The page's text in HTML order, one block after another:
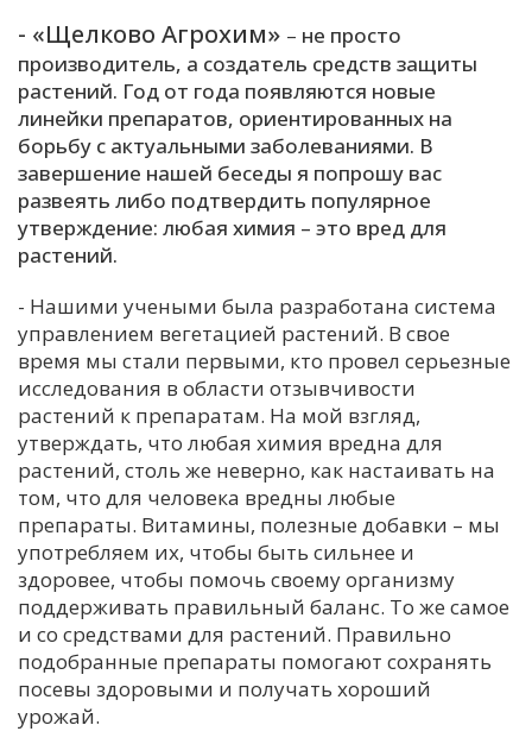
- «Щелково Агрохим» – не просто
производитель, а создатель средств защиты
растений. Год от года появляются новые
линейки препаратов, ориентированных на
борьбу с актуальными заболеваниями. В
завершение нашей беседы я попрошу вас
развеять либо подтвердить популярное
утверждение: любая химия – это вред для
растений.
- Нашими учеными была разработана система
управлением вегетацией растений. В свое
время мы стали первыми, кто провел серьезные
исследования в области отзывчивости
растений к препаратам. На мой взгляд,
утверждать, что любая химия вредна для
растений, столь же неверно, как настаивать на
том, что для человека вредны любые
препараты. Витамины, полезные добавки – мы
употребляем их, чтобы быть сильнее и
здоровее, чтобы помочь своему организму
поддерживать правильный баланс. То же самое
и со средствами для растений. Правильно
подобранные препараты помогают сохранять
посевы здоровыми и получать хороший
урожай.